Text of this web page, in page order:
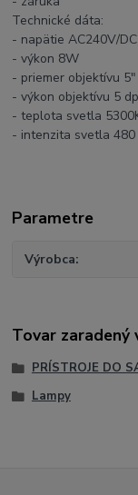
Technické dáta:
- napätie AC240V/
- výkon 8W
- priemer objektívu 5"
- výkon objektívu 5
- teplota svetla
- intenzita svetla 480
Parametre
Výrobca
Tovar zaradený
PRÍSTROJE DO
Lampy